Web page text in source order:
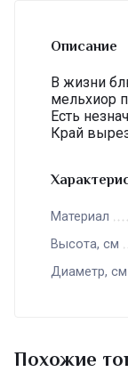
Описание
В жизни
мельхиор
Есть
Край
Материал
Высота, см
Диаметр, см
Похожие